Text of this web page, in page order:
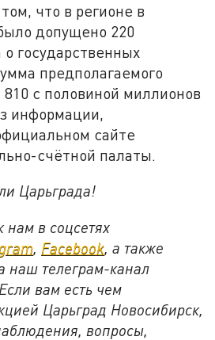
что в регионе в
допущено 220
государственных
предполагаемого
с половиной миллионов
информации,
сайте
счётной палаты.
Царьграда!
нам в соцсетях
, Facebook, а также
наш телеграм-канал
вам есть чем
Царьград Новосибирск,
вопросы,